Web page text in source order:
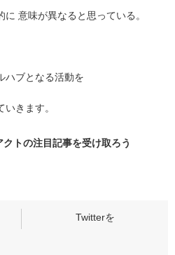
に 意味が異なると思っている。
ハブとなる活動を
きます。
クトの注目記事を受け取ろう